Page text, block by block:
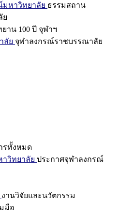
หาวิทยาลัย ธรรมสถาน
ย
ยาน 100 ปี จุฬาฯ
ลัย จุฬาลงกรณ์ราชบรรณาลัย
รทั้งหมด
วิทยาลัย ประกาศจุฬาลงกรณ์
งานวิจัยและนวัตกรรม
มือ